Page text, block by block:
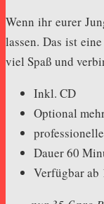
Wenn ihr eurer
lassen. Das ist
viel Spaß und
Inkl. CD
Optional
Dauer 60
Verfügbar ab